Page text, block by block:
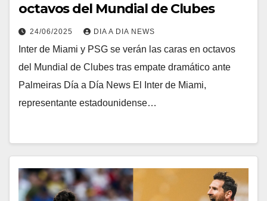
octavos del Mundial de Clubes
24/06/2025 DIA A DIA NEWS
Inter de Miami y PSG se verán las caras en octavos
del Mundial de Clubes tras empate dramático ante
Palmeiras Día a Día News El Inter de Miami,
representante estadounidense…